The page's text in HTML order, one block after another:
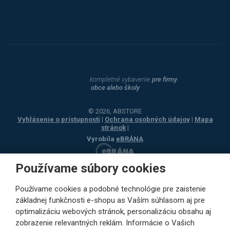
Používame súbory cookies
Používame cookies a podobné technológie pre zaistenie
základnej funkčnosti e-shopu as Vaším súhlasom aj pre
optimalizáciu webových stránok, personalizáciu obsahu aj
zobrazenie relevantných reklám. Informácie o Vašich
kompletné vybavenie pre firmy
obce alebo školy
© 2026, ABSTORE
Vyhlásenie o prístupnosti | Ochrana osobných údajov | Mapa
stránok |
Vyrobila eBRÁNA